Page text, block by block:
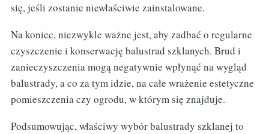
się, jeśli zostanie niewłaściwie zainstalowane.
Na koniec, niezwykle ważne jest, aby zadbać o regularne
czyszczenie i konserwację balustrad szklanych. Brud i
zanieczyszczenia mogą negatywnie wpłynąć na wygląd
balustrady, a co za tym idzie, na całe wrażenie estetyczne
pomieszczenia czy ogrodu, w którym się znajduje.
Podsumowując, właściwy wybór balustrady szklanej to